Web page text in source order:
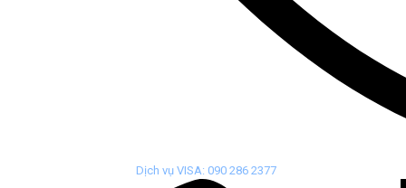
Dịch vụ VISA: 090 286 2377